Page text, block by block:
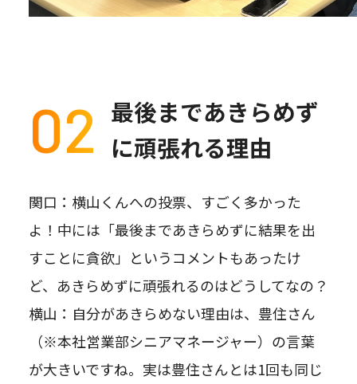
02 最後まであきらめず
に頑張れる理由
関口：横山くんへの投票、すごく多かった
よ！中には「最後まであきらめずに結果を出
すことに貪欲」というコメントもあったけ
ど、あきらめずに頑張れるのはどうしてなの？
横山：自分があきらめない理由は、豊住さん
（※本社営業部シニアマネージャー）の言葉
が大きいですね。実は豊住さんとは1回も同じ